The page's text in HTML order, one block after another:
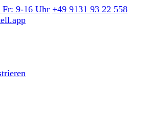
9-16 Uhr +49 9131 93 22 558